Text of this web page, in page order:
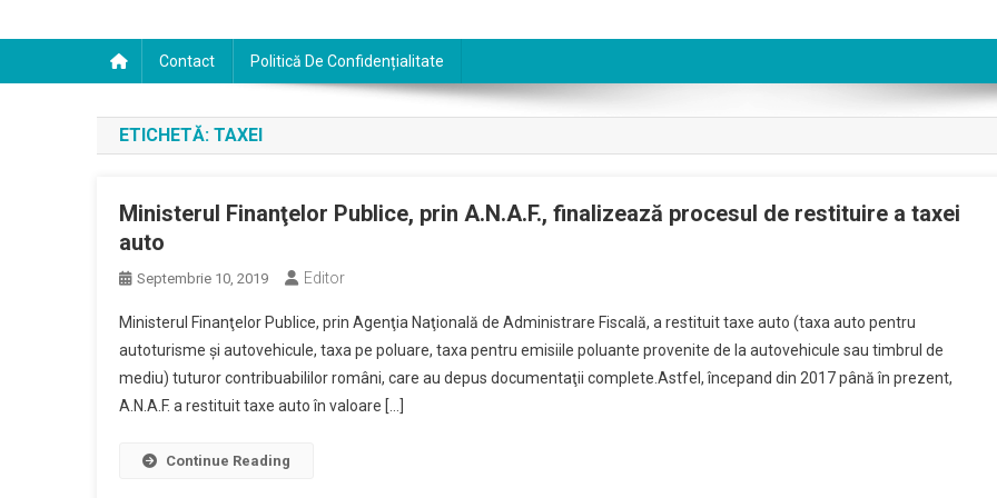
Contact Politică De Confidențialitate
ETICHETĂ: TAXEI
Ministerul Finanţelor Publice, prin A.N.A.F., finalizează procesul de restituire a taxei
auto
Septembrie 10, 2019 Editor
Ministerul Finanţelor Publice, prin Agenţia Naţională de Administrare Fiscală, a restituit taxe auto (taxa auto pentru
autoturisme şi autovehicule, taxa pe poluare, taxa pentru emisiile poluante provenite de la autovehicule sau timbrul de
mediu) tuturor contribuabililor români, care au depus documentaţii complete.Astfel, începand din 2017 până în prezent,
A.N.A.F. a restituit taxe auto în valoare […]
Continue Reading